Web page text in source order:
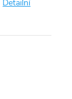
Detailní